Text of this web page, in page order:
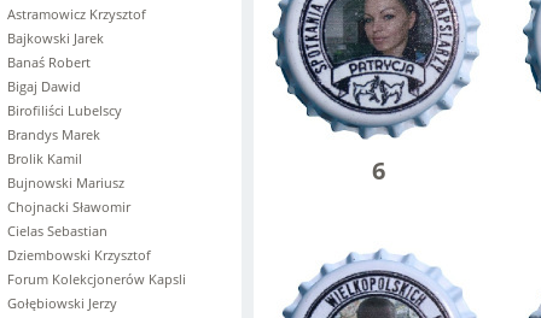
Astramowicz Krzysztof
Bajkowski Jarek
Banaś Robert
Bigaj Dawid
Birofiliści Lubelscy
Brandys Marek
Brolik Kamil
Bujnowski Mariusz
Chojnacki Sławomir
Cielas Sebastian
Dziembowski Krzysztof
Forum Kolekcjonerów Kapsli
Gołębiowski Jerzy
6